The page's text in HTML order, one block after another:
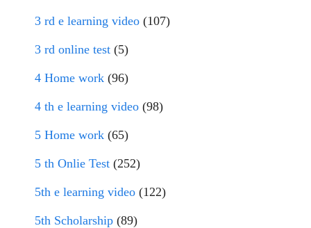
3 rd e learning video (107)
3 rd online test (5)
4 Home work (96)
4 th e learning video (98)
5 Home work (65)
5 th Onlie Test (252)
5th e learning video (122)
5th Scholarship (89)